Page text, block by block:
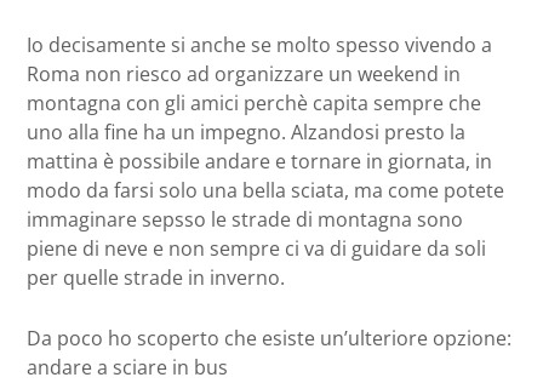
Io decisamente si anche se molto spesso vivendo a
Roma non riesco ad organizzare un weekend in
montagna con gli amici perchè capita sempre che
uno alla fine ha un impegno. Alzandosi presto la
mattina è possibile andare e tornare in giornata, in
modo da farsi solo una bella sciata, ma come potete
immaginare sepsso le strade di montagna sono
piene di neve e non sempre ci va di guidare da soli
per quelle strade in inverno.
Da poco ho scoperto che esiste un’ulteriore opzione:
andare a sciare in bus